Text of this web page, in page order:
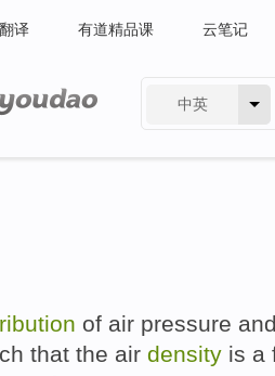
翻译 有道精品课 云笔记
中英
of air pressure
that the air density is a